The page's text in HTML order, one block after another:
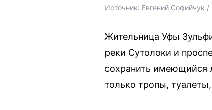
Источник: Евгений Софийчук /
Жительница Уфы
реки Сутолоки и
сохранить имеющийся
только тропы,